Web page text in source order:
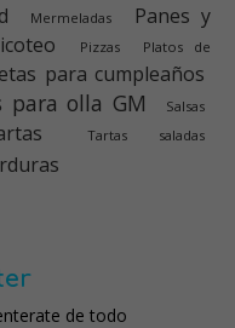
Mermeladas
Panes y
Pizzas
Platos de
para cumpleaños
para olla GM
Salsas
Tartas saladas
de todo